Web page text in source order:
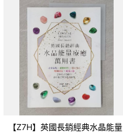
【Z7H】英國長銷經典水晶能量